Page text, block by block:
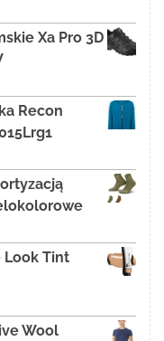
Xa Pro 3D
Recon
Look Tint
Wool